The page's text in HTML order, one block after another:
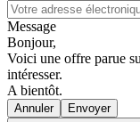
Message
Bonjour,
Voici une offre parue
intéresser.
A bientôt.
Annuler